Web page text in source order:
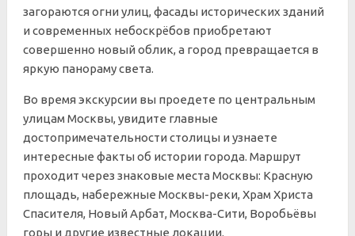
загораются огни улиц, фасады исторических зданий
и современных небоскрёбов приобретают
совершенно новый облик, а город превращается в
яркую панораму света.
Во время экскурсии вы проедете по центральным
улицам Москвы, увидите главные
достопримечательности столицы и узнаете
интересные факты об истории города. Маршрут
проходит через знаковые места Москвы: Красную
площадь, набережные Москвы-реки, Храм Христа
Спасителя, Новый Арбат, Москва-Сити, Воробьёвы
горы и другие известные локации.